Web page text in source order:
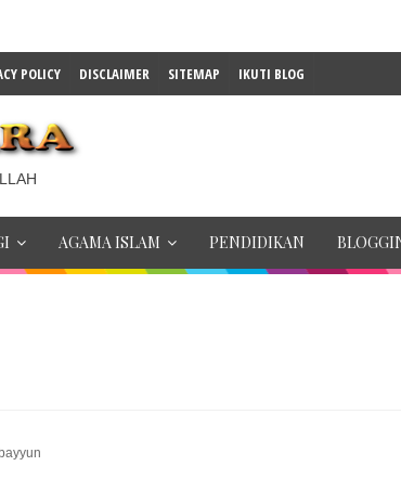
POLICY DISCLAIMER SITEMAP IKUTI BLOG
AGAMA ISLAM PENDIDIKAN